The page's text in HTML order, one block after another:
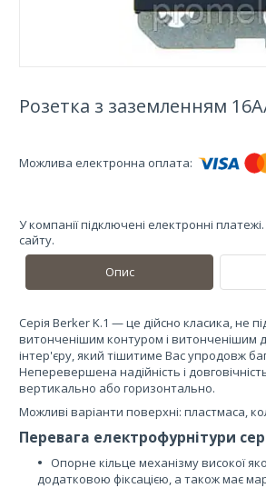
Розетка з заземленням
У компанії підключені електронні
сайту.
Опис
Серія Berker K.1 — це дійсно класика, не
витонченішим контуром і витонченішим
інтер'єру, який тішитиме Вас упродовж
Неперевершена надійність і
вертикально або горизонтально.
Можливі варіанти поверхні: пластмаса,
Перевага електрофурнітури
Опорне кільце механізму високої
додатковою фіксацією, а також має